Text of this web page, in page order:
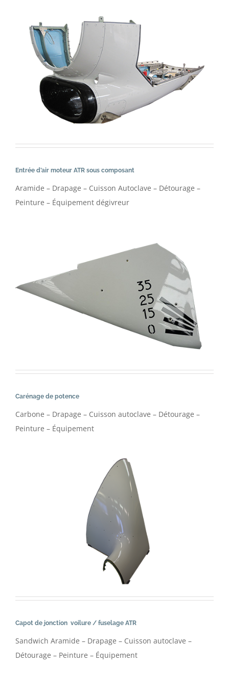
Entrée d’air moteur ATR sous composant
Aramide – Drapage – Cuisson Autoclave – Détourage –
Peinture – Équipement dégivreur
Carénage de potence
Carbone – Drapage – Cuisson autoclave – Détourage –
Peinture – Équipement
Capot de jonction voilure / fuselage ATR
Sandwich Aramide – Drapage – Cuisson autoclave –
Détourage – Peinture – Équipement